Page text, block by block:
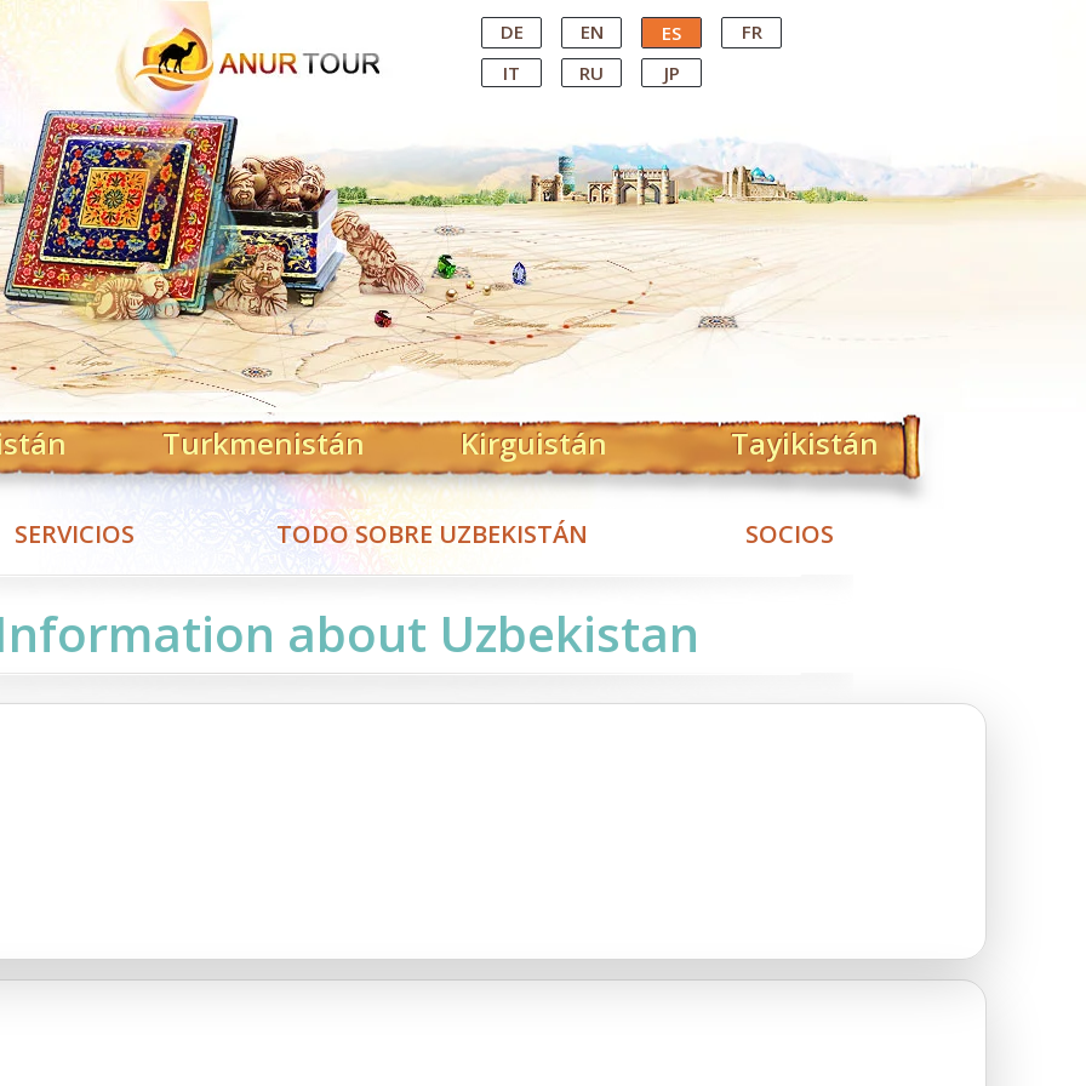
Central Asian Tour Operator DE EN ES
FR
IT
RU JP
Turkmenistán Kirguistán Tayikistán
SERVICIOS TODO SOBRE UZBEKISTÁN SOCIOS
about Uzbekistan